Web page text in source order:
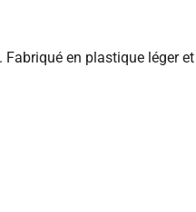
en plastique léger